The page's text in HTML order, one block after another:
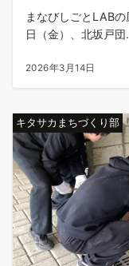
まなびしごとLAB
日（金）、北坂戸団
2026年3月14日
キタサカまちづくり部